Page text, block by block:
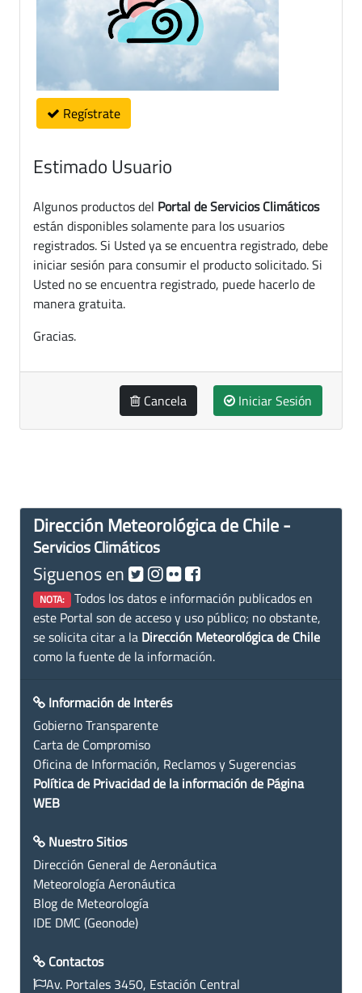
Regístrate
Estimado Usuario
Algunos productos del Portal de Servicios Climáticos
están disponibles solamente para los usuarios
registrados. Si Usted ya se encuentra registrado, debe
iniciar sesión para consumir el producto solicitado. Si
Usted no se encuentra registrado, puede hacerlo de
manera gratuita.
Gracias.
Cancela Iniciar Sesión
Dirección Meteorológica de Chile -
Servicios Climáticos
Siguenos en
NOTA: Todos los datos e información publicados en
este Portal son de acceso y uso público; no obstante,
se solicita citar a la Dirección Meteorológica de Chile
como la fuente de la información.
Información de Interés
Gobierno Transparente
Carta de Compromiso
Oficina de Información, Reclamos y Sugerencias
Política de Privacidad de la información de Página
WEB
Nuestro Sitios
Dirección General de Aeronáutica
Meteorología Aeronáutica
Blog de Meteorología
IDE DMC (Geonode)
Contactos
Av. Portales 3450, Estación Central